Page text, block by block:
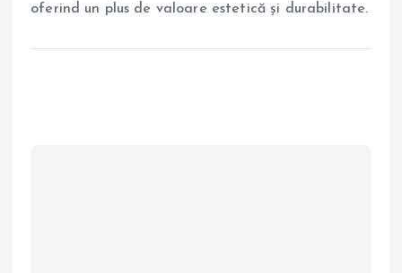
oferind un plus de valoare estetică și durabilitate.